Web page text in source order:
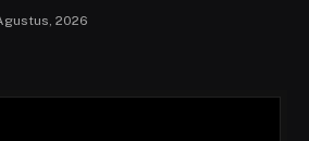
2026